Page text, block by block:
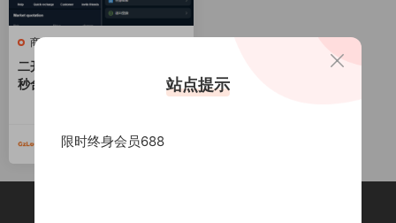
商业源码
二开完整版多语言交易所/币币
秒合约/锁仓质押/IEO认购/完
GzLoG 2024-11-01
站点提示
限时终身会员688